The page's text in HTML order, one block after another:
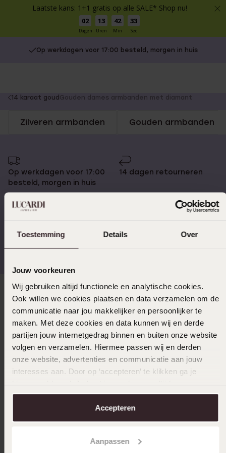
Laatste kans: 1+1 gratis op alle SALE* Shop nu!
02
Dagen
13
Uren
42
Min
33
Sec
Toestemming Details Over
Jouw voorkeuren
Wij gebruiken altijd functionele en analytische cookies.
Ook willen we cookies plaatsen en data verzamelen om de
communicatie naar jou makkelijker en persoonlijker te
maken. Met deze cookies en data kunnen wij en derde
partijen jouw internetgedrag binnen en buiten onze website
volgen en verzamelen. Hiermee passen wij en derden
onze website, advertenties en communicatie aan jouw
interesses aan. Door op ‘accepteren’ te klikken ga je
aanpassen. Lees er meer over in onscookiebeleid.
Accepteren
Aanpassen
Op werkdagen voor 17:00 besteld, morgen in huis
You
here:
14 karaat goud Gouden dames armbanden met diamant
Zilveren armbanden Gouden armbanden
Op werkdagen voor 17:00
besteld, morgen in huis
14 dagen retourneren
Gratis verzending vanaf
€49
4,67 uit 5 (82.000+
Direct naar
Over Lucardi
Klantenservice
Word member en ontvang altijd minimaal 10% korting